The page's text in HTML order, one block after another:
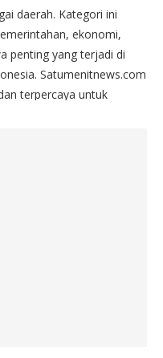
daerah. Kategori ini
ekonomi,
penting yang terjadi di
Satumenitnews.com
terpercaya untuk